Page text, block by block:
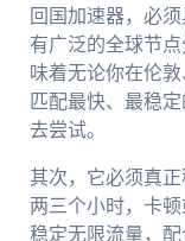
回国加速器，必
有广泛的全球节
味着无论你在伦
匹配最快、最稳
去尝试。
其次，它必须真
两三个小时，卡
稳定无限流量，